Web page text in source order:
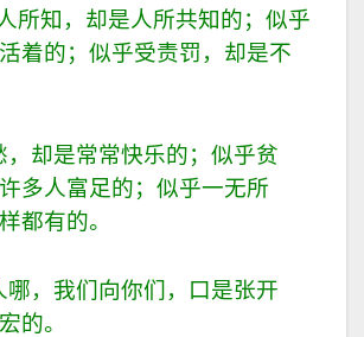
所知，却是人所共知的；似乎
着的；似乎受责罚，却是不
，却是常常快乐的；似乎贫
多人富足的；似乎一无所
都有的。
哪，我们向你们，口是张开
的。